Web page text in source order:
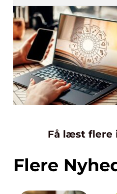
Få læst
Flere